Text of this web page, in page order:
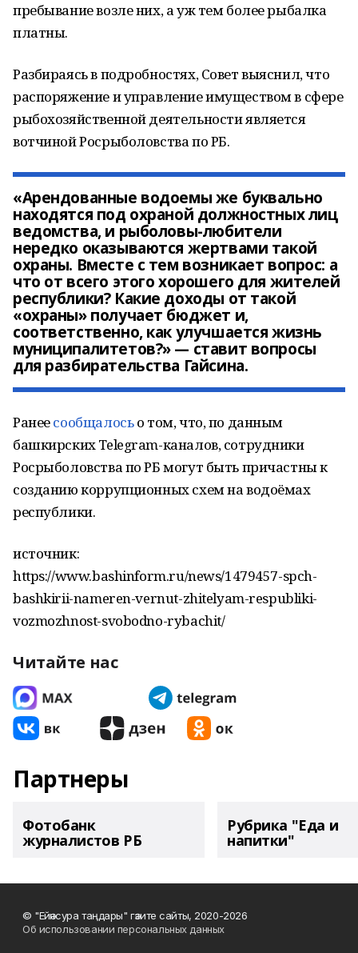
пребывание возле них, а уж тем более рыбалка
платны.
Разбираясь в подробностях, Совет выяснил, что
распоряжение и управление имуществом в сфере
рыбохозяйственной деятельности является
вотчиной Росрыболовства по РБ.
«Арендованные водоемы же буквально
находятся под охраной должностных лиц
ведомства, и рыболовы-любители
нередко оказываются жертвами такой
охраны. Вместе с тем возникает вопрос: а
что от всего этого хорошего для жителей
республики? Какие доходы от такой
«охраны» получает бюджет и,
соответственно, как улучшается жизнь
муниципалитетов?» — ставит вопросы
для разбирательства Гайсина.
Ранеесообщалосьо том, что, по данным
башкирских Telegram-каналов, сотрудники
Росрыболовства по РБ могут быть причастны к
созданию коррупционных схем на водоёмах
республики.
источник:
https://www.bashinform.ru/news/1479457-spch-
bashkirii-nameren-vernut-zhitelyam-respubliki-
vozmozhnost-svobodno-rybachit/
Читайте нас
Партнеры
Фотобанк
журналистов РБ
Рубрика "Еда и
напитки"
© "Ейәнсура таңдары" гәзите сайты, 2020-2026
Об использовании персональных данных